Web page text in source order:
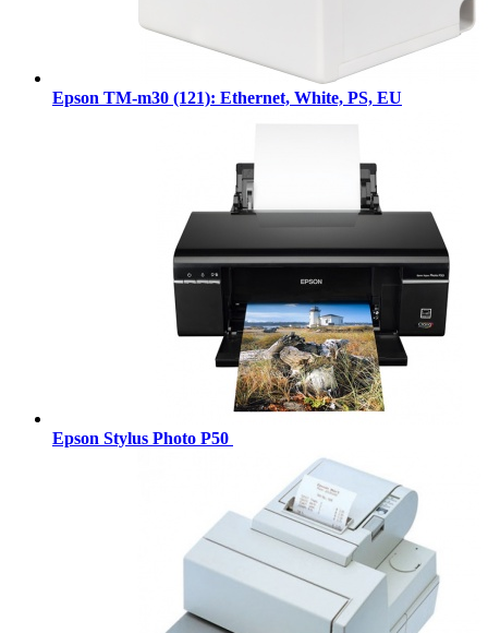
Epson TM-m30 (121): Ethernet, White, PS, EU
Epson Stylus Photo P50